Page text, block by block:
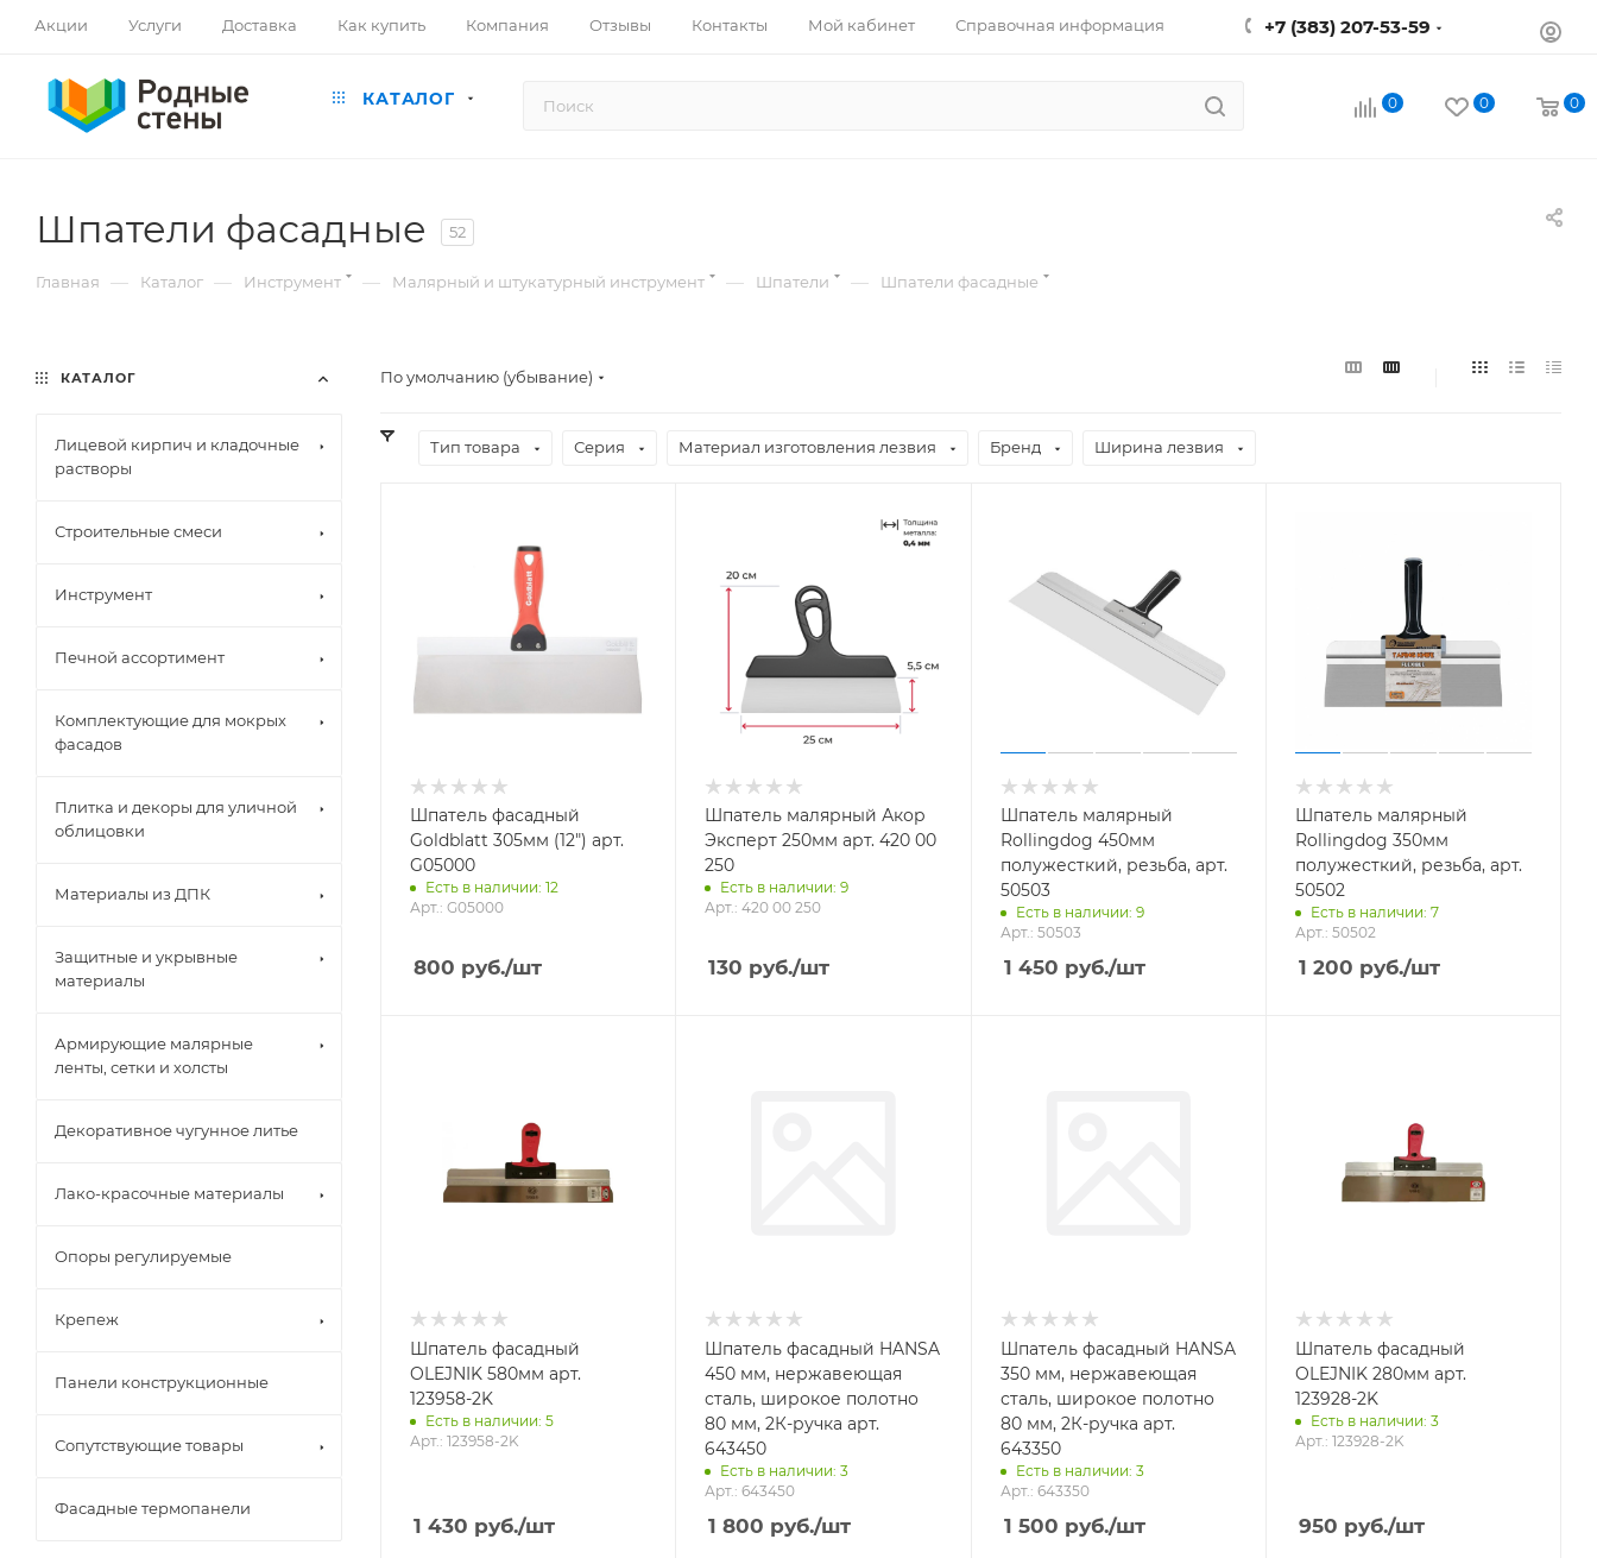
Акции Услуги Доставка Как купить Компания Отзывы Контакты Мой кабинет Справочная информация +7 (383) 207-53-59
КАТАЛОГ 0 0 0
Шпатели фасадные 52
Главная — Каталог — Инструмент — Малярный и штукатурный инструмент — Шпатели — Шпатели фасадные
По умолчанию (убывание)
Тип товара Серия Материал изготовления лезвия Бренд Ширина лезвия
Шпатель фасадный
Goldblatt 305мм (12") арт.
G05000
Есть в наличии: 12
Арт.: G05000
800 руб./шт
Шпатель малярный Акор
Эксперт 250мм арт. 420 00
250
Есть в наличии: 9
Арт.: 420 00 250
130 руб./шт
Шпатель малярный
Rollingdog 450мм
полужесткий, резьба, арт.
50503
Есть в наличии: 9
Арт.: 50503
1 450 руб./шт
Шпатель малярный
Rollingdog 350мм
полужесткий, резьба, арт.
50502
Есть в наличии: 7
Арт.: 50502
1 200 руб./шт
Шпатель фасадный
OLEJNIK 580мм арт.
123958-2K
Есть в наличии: 5
Арт.: 123958-2K
1 430 руб./шт
Шпатель фасадный HANSA
450 мм, нержавеющая
сталь, широкое полотно
80 мм, 2К-ручка арт.
643450
Есть в наличии: 3
Арт.: 643450
1 800 руб./шт
Шпатель фасадный HANSA
350 мм, нержавеющая
сталь, широкое полотно
80 мм, 2К-ручка арт.
643350
Есть в наличии: 3
Арт.: 643350
1 500 руб./шт
Шпатель фасадный
OLEJNIK 280мм арт.
123928-2K
Есть в наличии: 3
Арт.: 123928-2K
950 руб./шт
КАТАЛОГ
Лицевой кирпич и кладочные
растворы
Строительные смеси
Инструмент
Печной ассортимент
Комплектующие для мокрых
фасадов
Плитка и декоры для уличной
облицовки
Материалы из ДПК
Защитные и укрывные
материалы
Армирующие малярные
ленты, сетки и холсты
Декоративное чугунное литье
Лако-красочные материалы
Опоры регулируемые
Крепеж
Панели конструкционные
Сопутствующие товары
Фасадные термопанели